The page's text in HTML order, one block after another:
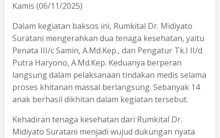
Kamis (06/11/2025)
Dalam kegiatan baksos ini, Rumkital Dr. Midiyato
Suratani mengerahkan dua tenaga kesehatan, yaitu
Penata III/c Samin, A.Md.Kep., dan Pengatur Tk.I II/d
Putra Haryono, A.Md.Kep. Keduanya berperan
langsung dalam pelaksanaan tindakan medis selama
proses khitanan massal berlangsung. Sebanyak 14
anak berhasil dikhitan dalam kegiatan tersebut.
Kehadiran tenaga kesehatan dari Rumkital Dr.
Midiyato Suratani menjadi wujud dukungan nyata